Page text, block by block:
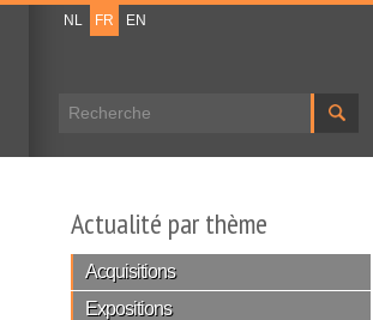
Formulaire de recherche
NL FR EN
Actualité par thème
Acquisitions
Expositions